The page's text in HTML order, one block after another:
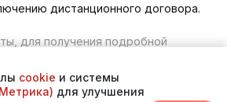
дистанционного договора.
для получения подробной
формы связи или по телефону во
279-00-00. vk 373
cookie и системы
для улучшения